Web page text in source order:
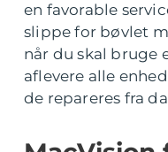
en favorable
slippe for bøvlet
når du skal bruge
aflevere alle
de repareres fra